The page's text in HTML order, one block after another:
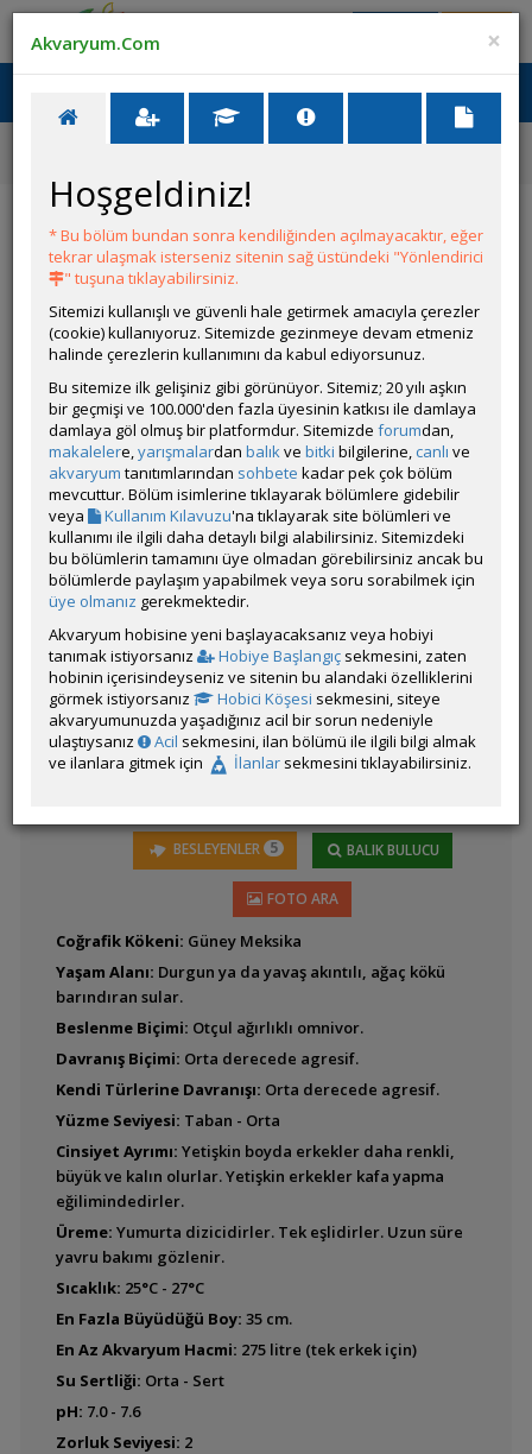
Ana Menü
Ana Sayfa
Tatlı Su Canlıları
Orta Amerika Cichlidleri
Vieja regani
Grubun Diğer Türleri
Liste
Amatitlania kanna
Amatitlania
nigrofasciatum (Zebra)
Amatitlania siquia
Amatitlania sp.
'Honduran Red Point'
Amphilophus alfari
(Pastel Cichlid)
BESLEYENLER 5 BALIK BULUCU
FOTO ARA
Latince
Adı:
Vieja
regani
Coğrafik Kökeni: Güney Meksika
Yaşam Alanı: Durgun ya da yavaş akıntılı, ağaç kökü
barındıran sular.
Beslenme Biçimi: Otçul ağırlıklı omnivor.
Davranış Biçimi: Orta derecede agresif.
Kendi Türlerine Davranışı: Orta derecede agresif.
Yüzme Seviyesi: Taban - Orta
Cinsiyet Ayrımı: Yetişkin boyda erkekler daha renkli,
büyük ve kalın olurlar. Yetişkin erkekler kafa yapma
eğilimindedirler.
Üreme: Yumurta dizicidirler. Tek eşlidirler. Uzun süre
yavru bakımı gözlenir.
Sıcaklık: 25°C - 27°C
En Fazla Büyüdüğü Boy: 35 cm.
En Az Akvaryum Hacmi: 275 litre (tek erkek için)
Su Sertliği: Orta - Sert
pH: 7.0 - 7.6
Zorluk Seviyesi: 2
×
Akvaryum.Com
Hoşgeldiniz!
* Bu bölüm bundan sonra kendiliğinden açılmayacaktır, eğer
tekrar ulaşmak isterseniz sitenin sağ üstündeki "Yönlendirici
" tuşuna tıklayabilirsiniz.
Sitemizi kullanışlı ve güvenli hale getirmek amacıyla çerezler
(cookie) kullanıyoruz. Sitemizde gezinmeye devam etmeniz
halinde çerezlerin kullanımını da kabul ediyorsunuz.
Bu sitemize ilk gelişiniz gibi görünüyor. Sitemiz; 20 yılı aşkın
bir geçmişi ve 100.000'den fazla üyesinin katkısı ile damlaya
damlaya göl olmuş bir platformdur. Sitemizde forumdan,
makalelere,yarışmalardan balıkve bitki bilgilerine, canlı ve
akvaryum tanıtımlarından sohbete kadar pek çok bölüm
mevcuttur. Bölüm isimlerine tıklayarak bölümlere gidebilir
veya
Kullanım Kılavuzu'na tıklayarak site bölümleri ve
kullanımı ile ilgili daha detaylı bilgi alabilirsiniz. Sitemizdeki
bu bölümlerin tamamını üye olmadan görebilirsiniz ancak bu
bölümlerde paylaşım yapabilmek veya soru sorabilmek için
üye olmanız gerekmektedir.
Akvaryum hobisine yeni başlayacaksanız veya hobiyi
tanımak istiyorsanız
Hobiye Başlangıç sekmesini, zaten
hobinin içerisindeyseniz ve sitenin bu alandaki özelliklerini
görmek istiyorsanız
Hobici Köşesi sekmesini, siteye
akvaryumunuzda yaşadığınız acil bir sorun nedeniyle
ulaştıysanız
Acil sekmesini, ilan bölümü ile ilgili bilgi almak
ve ilanlara gitmek için
İlanlar sekmesini tıklayabilirsiniz.